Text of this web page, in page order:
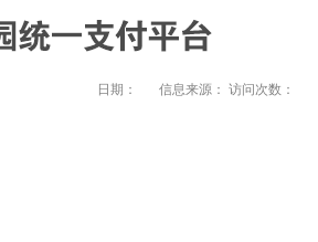
日期： 信息来源： 访问次数：